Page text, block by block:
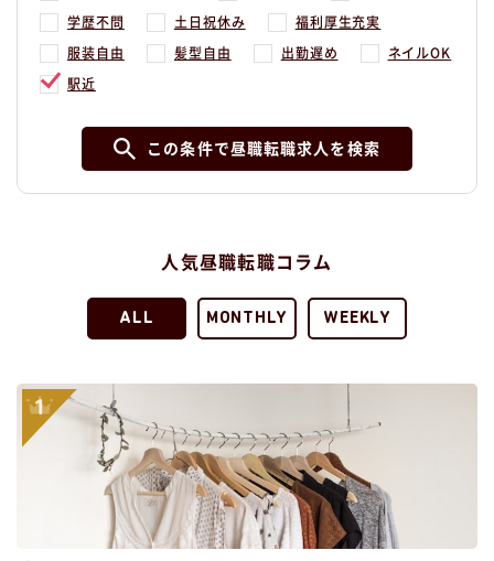
学歴不問 土日祝休み 福利厚生充実
服装自由 髪型自由 出勤遅め ネイルOK
駅近
この条件で昼職転職求人を検索
人気昼職転職コラム
ALL MONTHLY WEEKLY